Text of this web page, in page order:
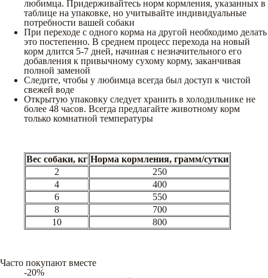
любимца. Придерживайтесь норм кормления, указанных в
таблице на упаковке, но учитывайте индивидуальные
потребности вашей собаки
При переходе с одного корма на другой необходимо делать
это постепенно. В среднем процесс перехода на новый
корм длится 5-7 дней, начиная с незначительного его
добавления к привычному сухому корму, заканчивая
полной заменой
Следите, чтобы у любимца всегда был доступ к чистой
свежей воде
Открытую упаковку следует хранить в холодильнике не
более 48 часов. Всегда предлагайте животному корм
только комнатной температуры
Вес собаки, кг Норма кормления, грамм/сутки
2
250
4
400
6
550
8
700
10
800
Часто покупают вместе
-20%